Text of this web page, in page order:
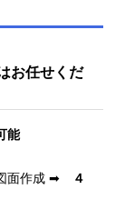
お任せくだ
能
面作成 ➡
４